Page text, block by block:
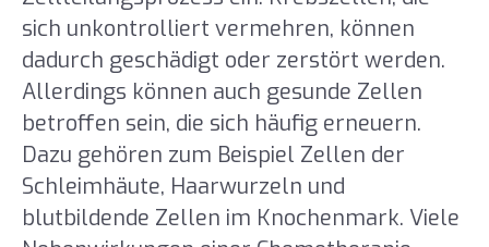
sich unkontrolliert vermehren, können
dadurch geschädigt oder zerstört werden.
Allerdings können auch gesunde Zellen
betroffen sein, die sich häufig erneuern.
Dazu gehören zum Beispiel Zellen der
Schleimhäute, Haarwurzeln und
blutbildende Zellen im Knochenmark. Viele